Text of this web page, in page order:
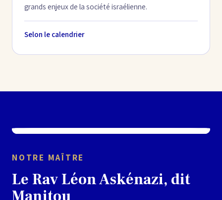
grands enjeux de la société israélienne.
Selon le calendrier
NOTRE MAÎTRE
Le Rav Léon Askénazi, dit